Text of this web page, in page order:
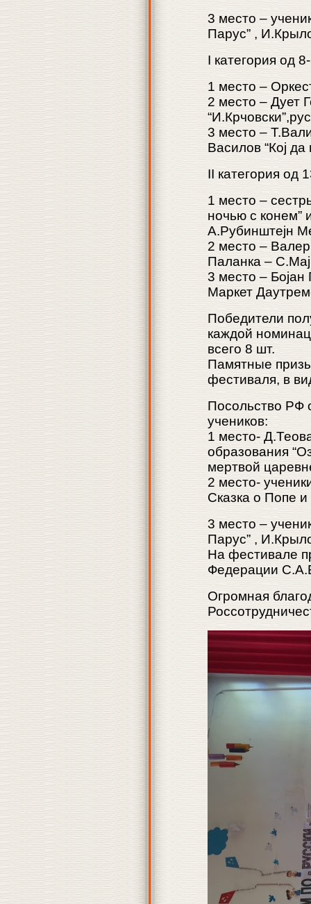
3 место –
Парус” ,
I категория од
1 место –
2 место – Дует
3 место –
Василов “Кој да
II категория од
1 место –
ночью с конем”
А.Рубинштејн
2 место –
Паланка –
3 место – Бојан
Маркет
Победители
каждой
всего 8 шт.
Памятные
фестиваля, в
Посольство РФ
учеников:
1 место-
образования
мертвой
2 место-
Сказка о Попе и
3 место –
Парус” ,
На фестивале
Федерации
Огромная